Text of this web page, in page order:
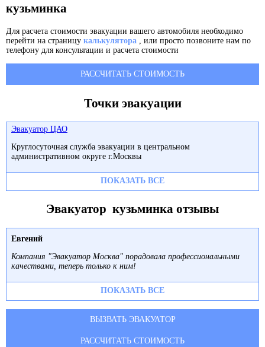
кузьминка
Для расчета стоимости эвакуации вашего автомобиля необходимо
перейти на страницу калькулятора , или просто позвоните нам по
телефону для консультации и расчета стоимости
РАССЧИТАТЬ СТОИМОСТЬ
Точки эвакуации
Эвакуатор ЦАО
Круглосуточная служба эвакуации в центральном
административном округе г.Москвы
ПОКАЗАТЬ ВСЕ
Эвакуатор кузьминка отзывы
Евгений
Компания "Эвакуатор Москва" порадовала профессиональными
качествами, теперь только к ним!
ПОКАЗАТЬ ВСЕ
ВЫЗВАТЬ ЭВАКУАТОР
РАССЧИТАТЬ СТОИМОСТЬ